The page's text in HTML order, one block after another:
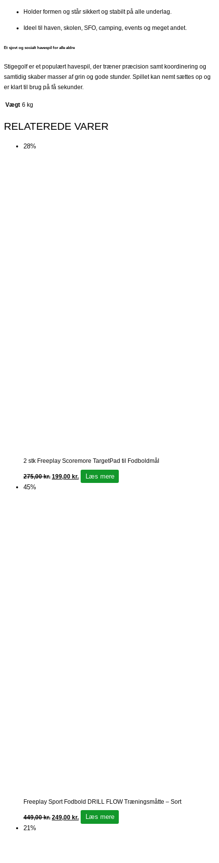
Holder formen og står sikkert og stabilt på alle underlag.
Ideel til haven, skolen, SFO, camping, events og meget andet.
Et sjovt og socialt havespil for alle aldre
Stigegolf er et populært havespil, der træner præcision samt koordinering og
samtidig skaber masser af grin og gode stunder. Spillet kan nemt sættes op og
er klart til brug på få sekunder.
Vægt 6 kg
RELATEREDE VARER
28%
2 stk Freeplay Scoremore TargetPad til Fodboldmål
275,00kr. 199,00 kr.
Læs mere
45%
Freeplay Sport Fodbold DRILL FLOW Træningsmåtte – Sort
449,00kr. 249,00 kr.
Læs mere
21%